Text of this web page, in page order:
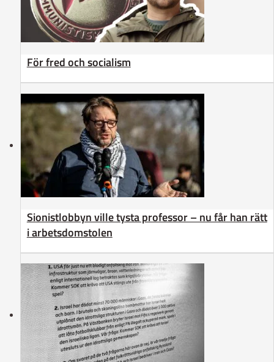
För fred och socialism
Sionistlobbyn ville tysta professor – nu får han rätt
i arbetsdomstolen